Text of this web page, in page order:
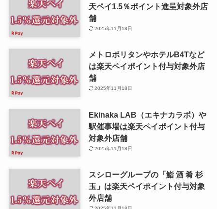
天ペイ1.5％ポイント進呈対象外店
舗
2025年11月18日
メトロポリタンやホテルB4Tなど
は楽天ペイポイント付与対象外店
舗
2025年11月18日
Ekinaka LAB（エキナカラボ）や
駅催事場は楽天ペイポイント付与
対象外店舗
2025年11月18日
スシローグループの「鮨 酒 肴 杉
玉」は楽天ペイポイント付与対象
外店舗